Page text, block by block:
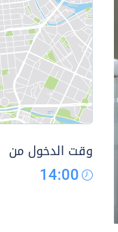
وقت الدخول من
14:00